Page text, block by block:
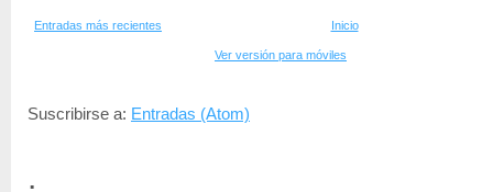
Entradas más recientes Inicio
Ver versión para móviles
Suscribirse a: Entradas (Atom)
.